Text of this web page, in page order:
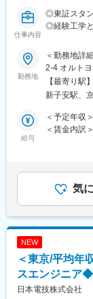
保全部(部長
・現場は関
・1日1～2
時間程度。
・土日勤務
作業も、手
■会社・事業
立。建物に
を見据えて
変更の範囲
仕事内容
◎東証スタ
◎経験工学と
◎脱炭素な
◎男性育休
＼最少のエ
計装とは…ビ
備・機械装
ルする技術
近年、省エ
＼日本電技
★高水準の
利益を確り
支給を行っ
★高い技術力
高度化する
勤務地
＜勤務地詳
2-4 オルト
東北線／新
の定める事
【最寄り駅】
新子安駅、
給与
＜予定年収
＜賃金内訳
年1回（7月
デル年収：
円）賃金は
可能性があ
気
NEW
＜東京/平均年
スエンジニア
日本電技株式会社